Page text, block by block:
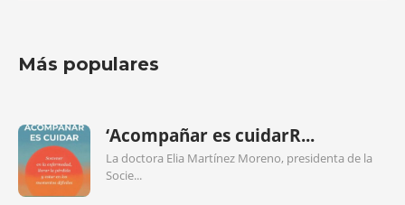
Más populares
‘Acompañar es cuidarR...
La doctora Elia Martínez Moreno, presidenta de la
Socie...